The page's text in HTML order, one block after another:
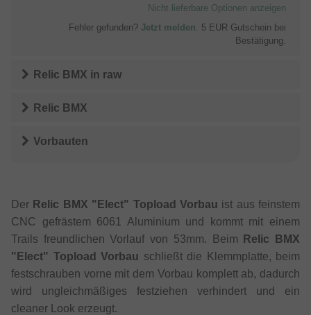
Nicht lieferbare Optionen anzeigen
Fehler gefunden? Jetzt melden . 5 EUR Gutschein bei
Bestätigung.
Relic BMX in raw
Relic BMX
Vorbauten
Der Relic BMX "Elect" Topload Vorbau ist aus feinstem
CNC gefrästem 6061 Aluminium und kommt mit einem
Trails freundlichen Vorlauf von 53mm. Beim
Relic BMX
"Elect" Topload Vorbau schließt die Klemmplatte, beim
festschrauben vorne mit dem Vorbau komplett ab, dadurch
wird ungleichmäßiges festziehen verhindert und ein
cleaner Look erzeugt.